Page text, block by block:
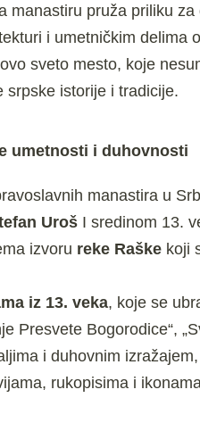
manastiru pruža priliku
i umetničkim delima
sveto mesto, koje
srpske istorije i tradicije.
umetnosti i duhovnosti
manastira u
Uroš I sredinom 13.
izvoru reke Raške koji
iz 13. veka, koje se
Presvete Bogorodice“,
i duhovnim
rukopisima i